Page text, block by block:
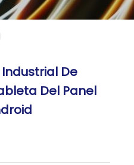
De
Del Panel